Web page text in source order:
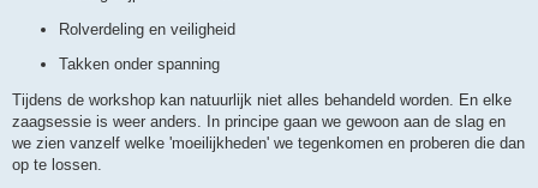
Rolverdeling en veiligheid
Takken onder spanning
Tijdens de workshop kan natuurlijk niet alles behandeld worden. En elke
zaagsessie is weer anders. In principe gaan we gewoon aan de slag en
we zien vanzelf welke 'moeilijkheden' we tegenkomen en proberen die dan
op te lossen.